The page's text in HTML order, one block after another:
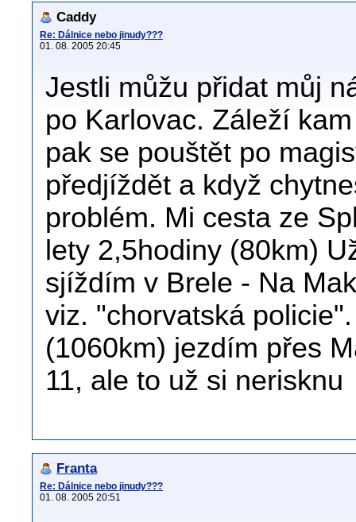
Caddy
Re: Dálnice nebo jinudy???
01. 08. 2005 20:45
Jestli můžu přidat můj
po Karlovac. Záleží
pak se pouštět po
předjíždět a když
problém. Mi cesta ze
lety 2,5hodiny (80km)
sjíždím v Brele - Na
viz. "chorvatská
(1060km) jezdím přes
11, ale to už si nerisknu
Franta
Re: Dálnice nebo jinudy???
01. 08. 2005 20:51